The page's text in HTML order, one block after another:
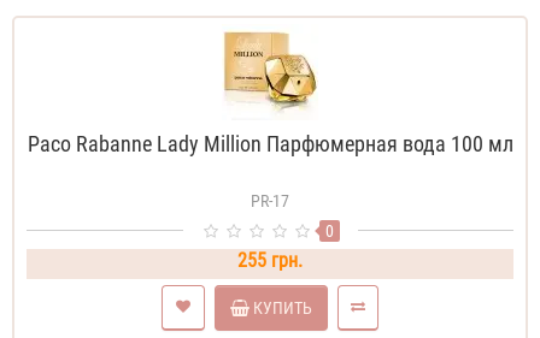
Paco Rabanne Lady Million Парфюмерная вода 100 мл
PR-17
0
255 грн.
КУПИТЬ